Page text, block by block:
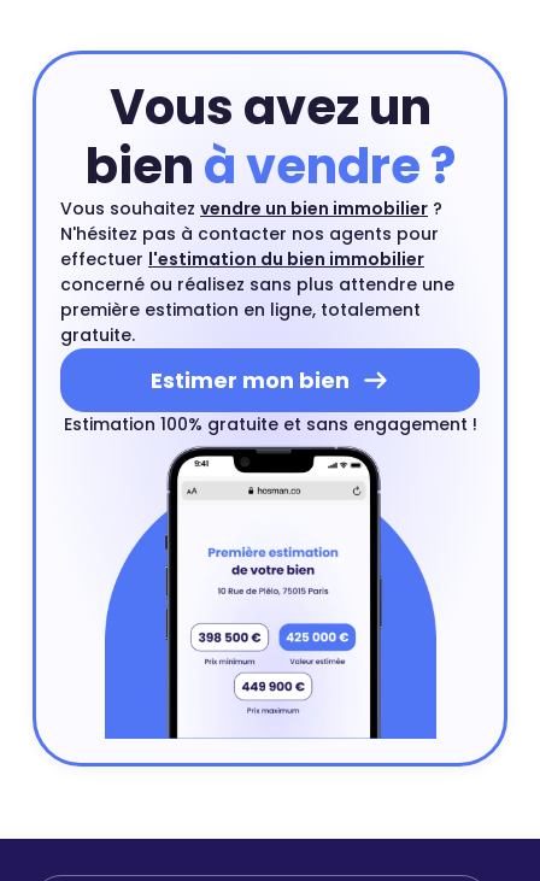
également rapide (vous recevez votre dossier
d'estimation d'appartement sous 48H) et gratuite.
Vous avez un
bienà vendre ?
Vous souhaitez vendre un bien immobilier ?
N'hésitez pas à contacter nos agents pour
effectuer l'estimation du bien immobilier
concerné ou réalisez sans plus attendre une
première estimation en ligne, totalement
gratuite.
Estimer mon bien
Estimation 100% gratuite et sans engagement !